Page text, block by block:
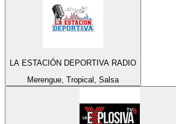
LA ESTACIÓN DEPORTIVA RADIO
Merengue, Tropical, Salsa